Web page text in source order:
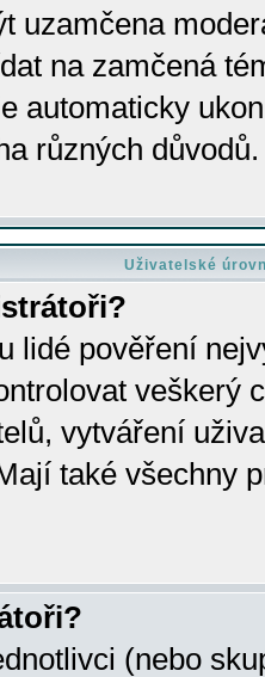
uzamčena
na zamčená
automaticky
různých důvodů.
Uživatelské
lidé pověření
veškerý
vytváření
také všechny
(nebo